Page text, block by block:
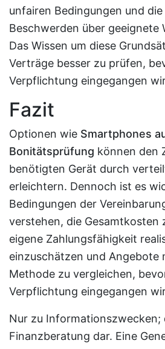
unfairen Bedingungen und
Beschwerden über geeignete
Das Wissen um diese
Verträge besser zu prüfen,
Verpflichtung eingegangen
Fazit
Optionen wie Smartphones
Bonitätsprüfung können den
benötigten Gerät durch
erleichtern. Dennoch ist es
Bedingungen der
verstehen, die Gesamtkosten
eigene Zahlungsfähigkeit
einzuschätzen und Angebote
Methode zu vergleichen,
Verpflichtung eingegangen
Nur zu Informationszwecken;
Finanzberatung dar. Eine